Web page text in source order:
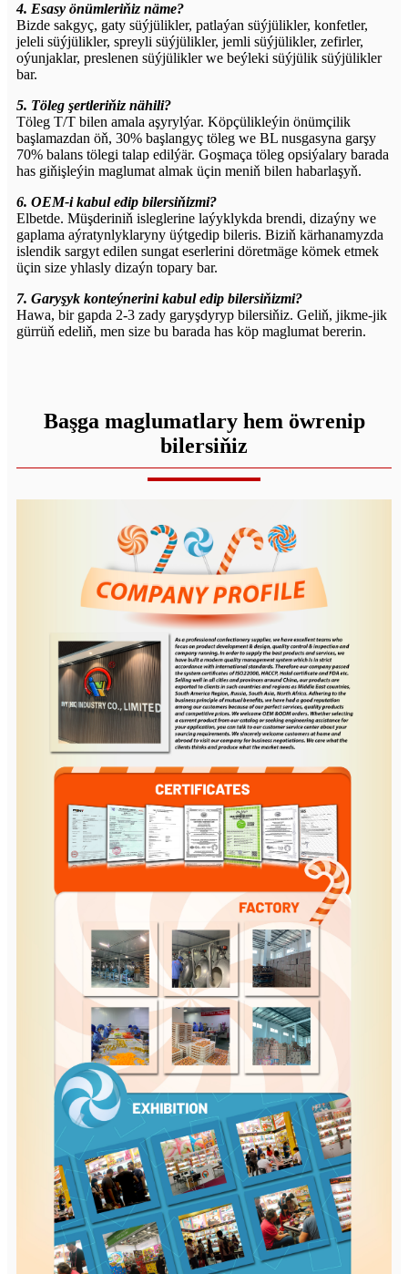
4. Esasy önümleriňiz näme?
Bizde sakgyç, gaty süýjülikler, patlaýan süýjülikler, konfetler,
jeleli süýjülikler, spreyli süýjülikler, jemli süýjülikler, zefirler,
oýunjaklar, preslenen süýjülikler we beýleki süýjülik süýjülikler
bar.
5. Töleg şertleriňiz nähili?
Töleg T/T bilen amala aşyrylýar. Köpçülikleýin önümçilik
başlamazdan öň, 30% başlangyç töleg we BL nusgasyna garşy
70% balans tölegi talap edilýär. Goşmaça töleg opsiýalary barada
has giňişleýin maglumat almak üçin meniň bilen habarlaşyň.
6. OEM-i kabul edip bilersiňizmi?
Elbetde. Müşderiniň isleglerine laýyklykda brendi, dizaýny we
gaplama aýratynlyklaryny üýtgedip bileris. Biziň kärhanamyzda
islendik sargyt edilen sungat eserlerini döretmäge kömek etmek
üçin size yhlasly dizaýn topary bar.
7. Garyşyk konteýnerini kabul edip bilersiňizmi?
Hawa, bir gapda 2-3 zady garyşdyryp bilersiňiz. Geliň, jikme-jik
gürrüň edeliň, men size bu barada has köp maglumat bererin.
Başga maglumatlary hem öwrenip
bilersiňiz